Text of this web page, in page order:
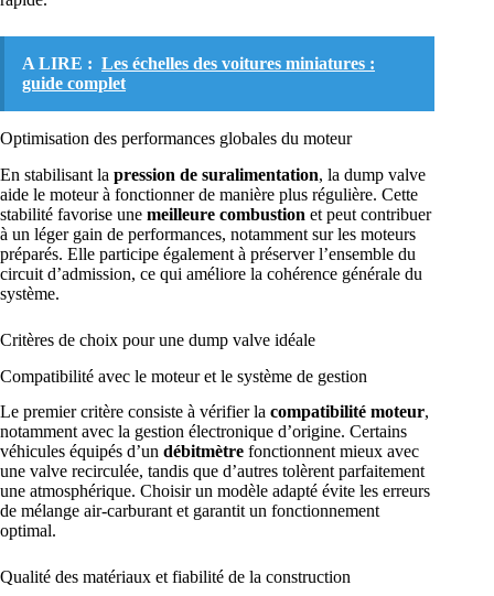
A LIRE : Les échelles des voitures miniatures :
guide complet
Optimisation des performances globales du moteur
En stabilisant la pression de suralimentation, la dump valve
aide le moteur à fonctionner de manière plus régulière. Cette
stabilité favorise une meilleure combustion et peut contribuer
à un léger gain de performances, notamment sur les moteurs
préparés. Elle participe également à préserver l’ensemble du
circuit d’admission, ce qui améliore la cohérence générale du
système.
Critères de choix pour une dump valve idéale
Compatibilité avec le moteur et le système de gestion
Le premier critère consiste à vérifier la compatibilité moteur,
notamment avec la gestion électronique d’origine. Certains
véhicules équipés d’un débitmètre fonctionnent mieux avec
une valve recirculée, tandis que d’autres tolèrent parfaitement
une atmosphérique. Choisir un modèle adapté évite les erreurs
de mélange air-carburant et garantit un fonctionnement
optimal.
Qualité des matériaux et fiabilité de la construction